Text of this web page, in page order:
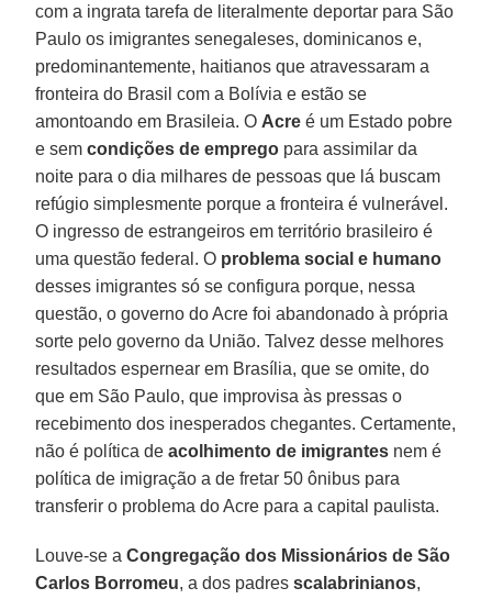
com a ingrata tarefa de literalmente deportar para São
Paulo os imigrantes senegaleses, dominicanos e,
predominantemente, haitianos que atravessaram a
fronteira do Brasil com a Bolívia e estão se
amontoando em Brasileia. O Acre é um Estado pobre
e semcondições de emprego para assimilar da
noite para o dia milhares de pessoas que lá buscam
refúgio simplesmente porque a fronteira é vulnerável.
O ingresso de estrangeiros em território brasileiro é
uma questão federal. O problema social e humano
desses imigrantes só se configura porque, nessa
questão, o governo do Acre foi abandonado à própria
sorte pelo governo da União. Talvez desse melhores
resultados espernear em Brasília, que se omite, do
que em São Paulo, que improvisa às pressas o
recebimento dos inesperados chegantes. Certamente,
não é política deacolhimento de imigrantes nem é
política de imigração a de fretar 50 ônibus para
transferir o problema do Acre para a capital paulista.
Louve-se aCongregação dos Missionários de São
Carlos Borromeu, a dos padresscalabrinianos,